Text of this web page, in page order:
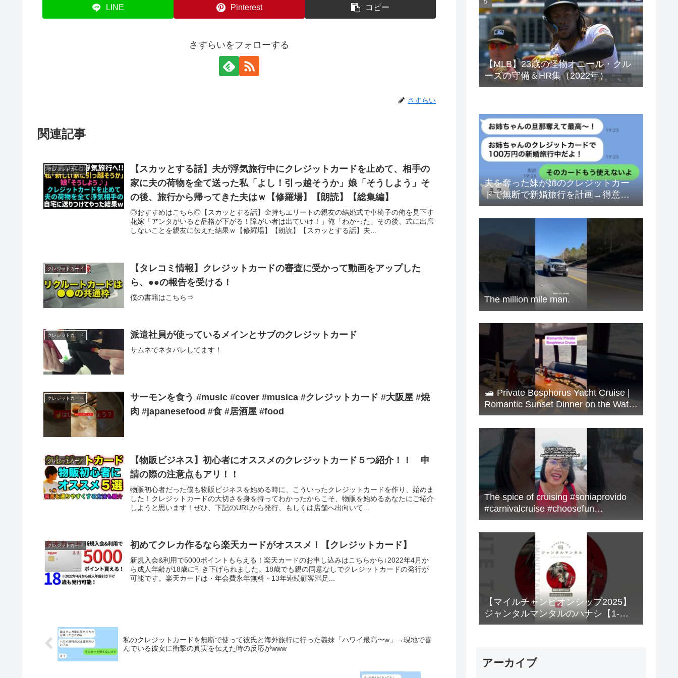
LINE Pinterest コピー
さすらいをフォローする
さすらい
関連記事
クレジットカード
【スカッとする話】夫が浮気旅行中にクレジットカードを止めて、相手の
家に夫の荷物を全て送った私「よし！引っ越そうか」娘「そうしよう」そ
の後、旅行から帰ってきた夫はｗ【修羅場】【朗読】【総集編】
◎おすすめはこちら◎【スカッとする話】金持ちエリートの親友の結婚式で車椅子の俺を見下す
花嫁「アンタがいると品格が下がる！障がい者は出ていけ！」俺「わかった」その後、式に出席
しないことを親友に伝えた結果ｗ【修羅場】【朗読】【スカッとする話】夫...
クレジットカード
【タレコミ情報】クレジットカードの審査に受かって動画をアップした
ら、●●の報告を受ける！
僕の書籍はこちら⇒
クレジットカード 派遣社員が使っているメインとサブのクレジットカード
サムネでネタバレしてます！
クレジットカード
サーモンを食う #music #cover #musica #クレジットカード #大阪屋 #焼
肉 #japanesefood #食 #居酒屋 #food
クレジットカード
【物販ビジネス】初心者にオススメのクレジットカード５つ紹介！！ 申
請の際の注意点もアリ！！
物販初心者だった僕も物販ビジネスを始める時に、こういったクレジットカードを作り、始めま
した！クレジットカードの大切さを身を持ってわかったからこそ、物販を始めるあなたにご紹介
しようと思います！ぜひ、下記のURLから発行、もしくは店舗へ出向いて...
クレジットカード 初めてクレカ作るなら楽天カードがオススメ！【クレジットカード】
新規入会&利用で5000ポイントもらえる！楽天カードのお申し込みはこちらから↓2022年4月か
ら成人年齢が18歳に引き下げられました。18歳でも親の同意なしでクレジットカードの発行が
可能です。楽天カードは・年会費永年無料・13年連続顧客満足...
私のクレジットカードを無断で使って彼氏と海外旅行に行った義妹「ハワイ最高〜w」→現地で喜
んでいる彼女に衝撃の真実を伝えた時の反応がwww
ベトナムドン イラクディナール
【MLB】23歳の怪物オニール・クル
ーズの守備＆HR集（2022年）
夫を奪った妹が姉のクレジットカー
ドで無断で新婚旅行を計画→得意げ
な妹に「カードは解約したから」と
伝えた時の反応が…ｗ
The million mile man.
🛥️ Private Bosphorus Yacht Cruise |
Romantic Sunset Dinner on the Water
🇹🇷✨
The spice of cruising #soniaprovido
#carnivalcruise #choosefun
#adventure #cruise #fun
【マイルチャンピオンシップ2025】
ジャンタルマンタルのハナシ【1-
MINUTE】#競馬
アーカイブ